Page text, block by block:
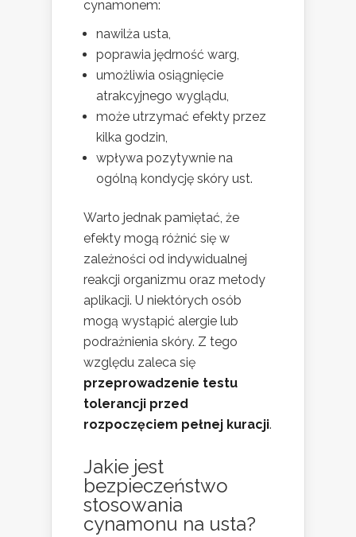
cynamonem:
nawilża usta,
poprawia jędrność warg,
umożliwia osiągnięcie
atrakcyjnego wyglądu,
może utrzymać efekty przez
kilka godzin,
wpływa pozytywnie na
ogólną kondycję skóry ust.
Warto jednak pamiętać, że
efekty mogą różnić się w
zależności od indywidualnej
reakcji organizmu oraz metody
aplikacji. U niektórych osób
mogą wystąpić alergie lub
podrażnienia skóry. Z tego
względu zaleca się
przeprowadzenie testu
tolerancji przed
rozpoczęciem pełnej kuracji.
Jakie jest
bezpieczeństwo
stosowania
cynamonu na usta?